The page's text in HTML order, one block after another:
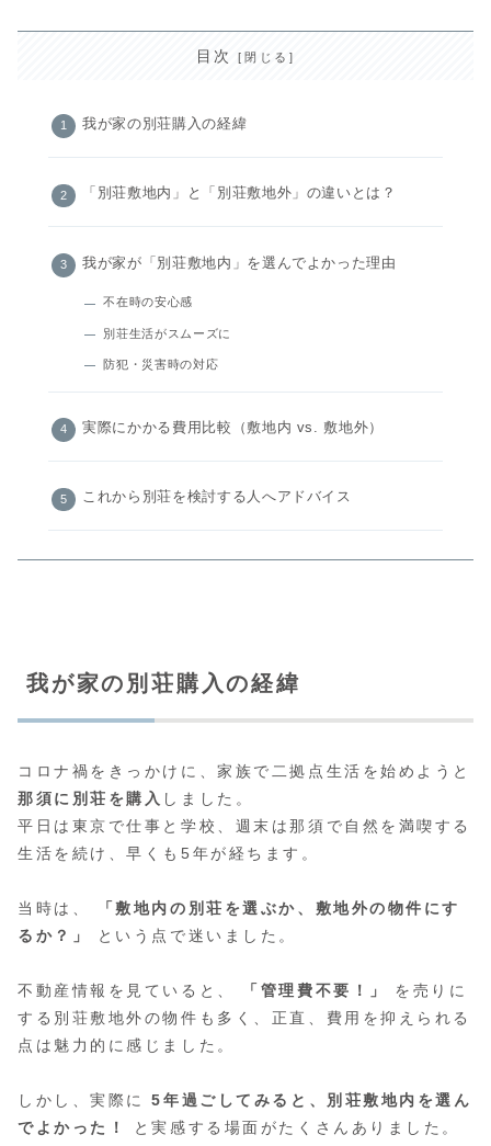
目次
我が家の別荘購入の経緯
「別荘敷地内」と「別荘敷地外」の違いとは？
我が家が「別荘敷地内」を選んでよかった理由
不在時の安心感
別荘生活がスムーズに
防犯・災害時の対応
実際にかかる費用比較（敷地内 vs. 敷地外）
これから別荘を検討する人へアドバイス
我が家の別荘購入の経緯
コロナ禍をきっかけに、家族で二拠点生活を始めようと
那須に別荘を購入 しました。
平日は東京で仕事と学校、週末は那須で自然を満喫する
生活を続け、早くも5年が経ちます。
当時は、
「敷地内の別荘を選ぶか、敷地外の物件にす
るか？」
という点で迷いました。
不動産情報を見ていると、 「管理費不要！」
を売りに
する別荘敷地外の物件も多く、正直、費用を抑えられる
点は魅力的に感じました。
しかし、実際に5年過ごしてみると、別荘敷地内を選ん
でよかった！
と実感する場面がたくさんありました。